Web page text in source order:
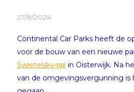
27/8/2024
Continental Car Parks heeft de
voor de bouw van een nieuwe
Swietelsky-rail in Oisterwijk. Na
van de omgevingsvergunning is